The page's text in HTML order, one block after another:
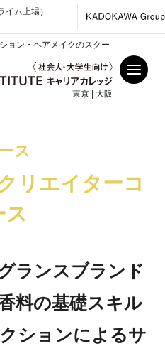
ム上場）
ョン・ヘアメイクのスクー
東京 | 大阪
ス
リエイターコ
ス
ランスブランド
料の基礎スキル
ションによるサ